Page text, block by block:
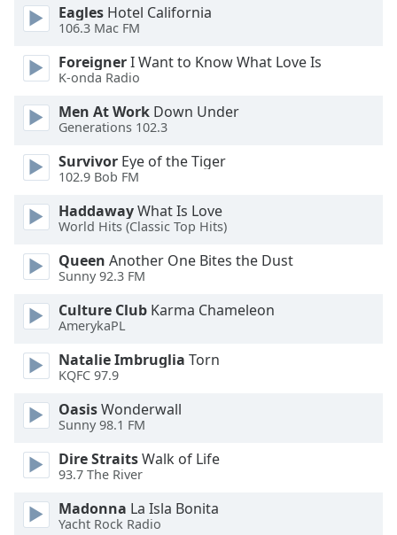
dialog
Escape
cancel
and
window.
Text
Background
Area
Background
Eagles Hotel California
106.3 Mac FM
ForeignerI Want to Know What Love Is
K-onda Radio
Men At Work Down Under
Generations 102.3
Survivor Eye of the Tiger
102.9 Bob FM
HaddawayWhat Is Love
World Hits (Classic Top Hits)
Queen Another One Bites the Dust
Sunny 92.3 FM
Culture Club Karma Chameleon
AmerykaPL
Natalie Imbruglia Torn
KQFC 97.9
OasisWonderwall
Sunny 98.1 FM
Dire StraitsWalk of Life
93.7 The River
Madonna La Isla Bonita
Yacht Rock Radio